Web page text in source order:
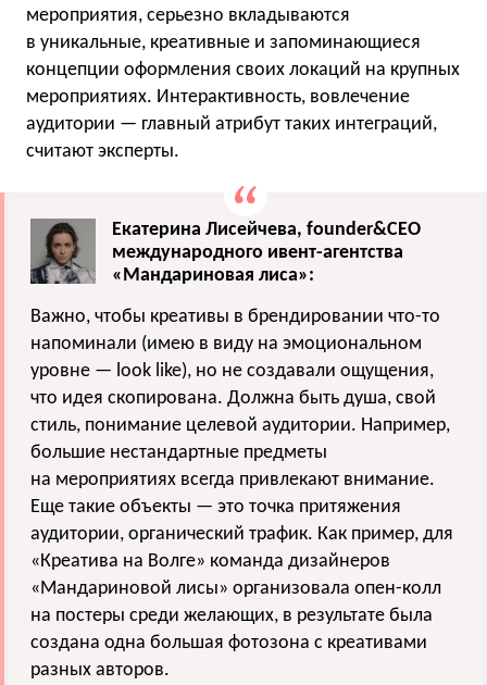
мероприятия, серьезно вкладываются
в уникальные, креативные и запоминающиеся
концепции оформления своих локаций на крупных
мероприятиях. Интерактивность, вовлечение
аудитории — главный атрибут таких интеграций,
считают эксперты.
Екатерина Лисейчева, founder&CEO
международного ивент-агентства
«Мандариновая лиса»:
Важно, чтобы креативы в брендировании что-то
напоминали (имею в виду на эмоциональном
уровне — look like), но не создавали ощущения,
что идея скопирована. Должна быть душа, свой
стиль, понимание целевой аудитории. Например,
большие нестандартные предметы
на мероприятиях всегда привлекают внимание.
Еще такие объекты — это точка притяжения
аудитории, органический трафик. Как пример, для
«Креатива на Волге» команда дизайнеров
«Мандариновой лисы» организовала опен-колл
на постеры среди желающих, в результате была
создана одна большая фотозона с креативами
разных авторов.